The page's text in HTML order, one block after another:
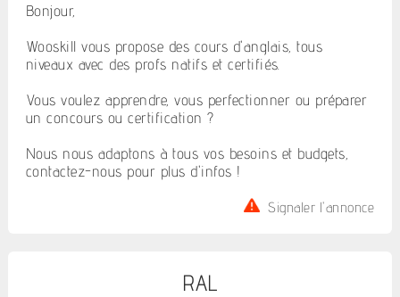
Bonjour,
Wooskill vous propose des cours d'anglais, tous
niveaux avec des profs natifs et certifiés.
Vous voulez apprendre, vous perfectionner ou préparer
un concours ou certification ?
Nous nous adaptons à tous vos besoins et budgets,
contactez-nous pour plus d'infos !
Signaler l'annonce
RAL